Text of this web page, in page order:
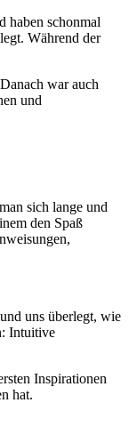
haben schonmal
Während der
war auch
und
sich lange und
den Spaß
uns überlegt, wie
Intuitive
Inspirationen
hat.